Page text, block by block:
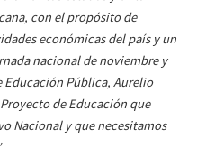
con el propósito de
económicas del país y un
nacional de noviembre y
Educación Pública, Aurelio
de Educación que
Nacional y que necesitamos